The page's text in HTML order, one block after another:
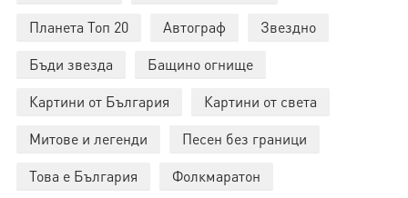
Планета Топ 20
Автограф
Звездно
Бъди звезда
Бащино огнище
Картини от България
Картини от света
Митове и легенди
Песен без граници
Това е България
Фолкмаратон